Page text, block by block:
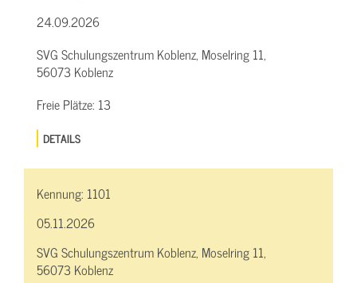
24.09.2026
SVG Schulungszentrum Koblenz, Moselring 11,
56073 Koblenz
Freie Plätze: 13
DETAILS
Kennung: 1101
05.11.2026
SVG Schulungszentrum Koblenz, Moselring 11,
56073 Koblenz